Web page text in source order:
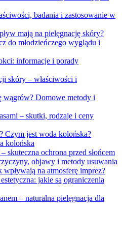
badania i zastosowanie w
mają na pielęgnację skóry?
do młodzieńczego wyglądu i
informacje i porady
skóry – właściwości i
wągrów? Domowe metody i
– skutki, rodzaje i ceny
Czym jest woda kolońska?
kolońska
skuteczna ochrona przed słońcem
objawy i metody usuwania
na atmosferę imprez?
jakie są ograniczenia
– naturalna pielęgnacja dla